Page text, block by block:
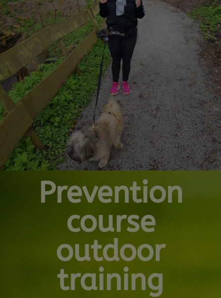
Prevention
course
outdoor
training